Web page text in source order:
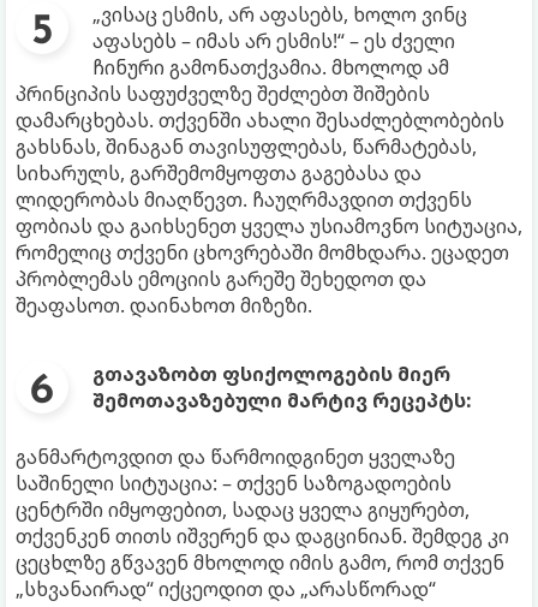
„ვისაც ესმის, არ აფასებს, ხოლო ვინც
აფასებს – იმას არ ესმის!“ – ეს ძველი
ჩინური გამონათქვამია. მხოლოდ ამ
პრინციპის საფუძველზე შეძლებთ შიშების
დამარცხებას. თქვენში ახალი შესაძლებლობების
გახსნას, შინაგან თავისუფლებას, წარმატებას,
სიხარულს, გარშემომყოფთა გაგებასა და
ლიდერობას მიაღწევთ. ჩაუღრმავდით თქვენს
ფობიას და გაიხსენეთ ყველა უსიამოვნო სიტუაცია,
რომელიც თქვენი ცხოვრებაში მომხდარა. ეცადეთ
პრობლემას ემოციის გარეშე შეხედოთ და
შეაფასოთ. დაინახოთ მიზეზი.
გთავაზობთ ფსიქოლოგების მიერ
შემოთავაზებული მარტივ რეცეპტს:
განმარტოვდით და წარმოიდგინეთ ყველაზე
საშინელი სიტუაცია: – თქვენ საზოგადოების
ცენტრში იმყოფებით, სადაც ყველა გიყურებთ,
თქვენკენ თითს იშვერენ და დაგცინიან. შემდეგ კი
ცეცხლზე გწვავენ მხოლოდ იმის გამო, რომ თქვენ
„სხვანაირად“ იქცეოდით და „არასწორად“